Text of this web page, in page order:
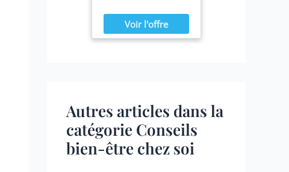
hiver, confortablement
installé dans votre spa
Blue Navy.
Autres articles dans la
catégorie Conseils
bien-être chez soi